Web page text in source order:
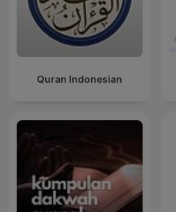
Quran Indonesian